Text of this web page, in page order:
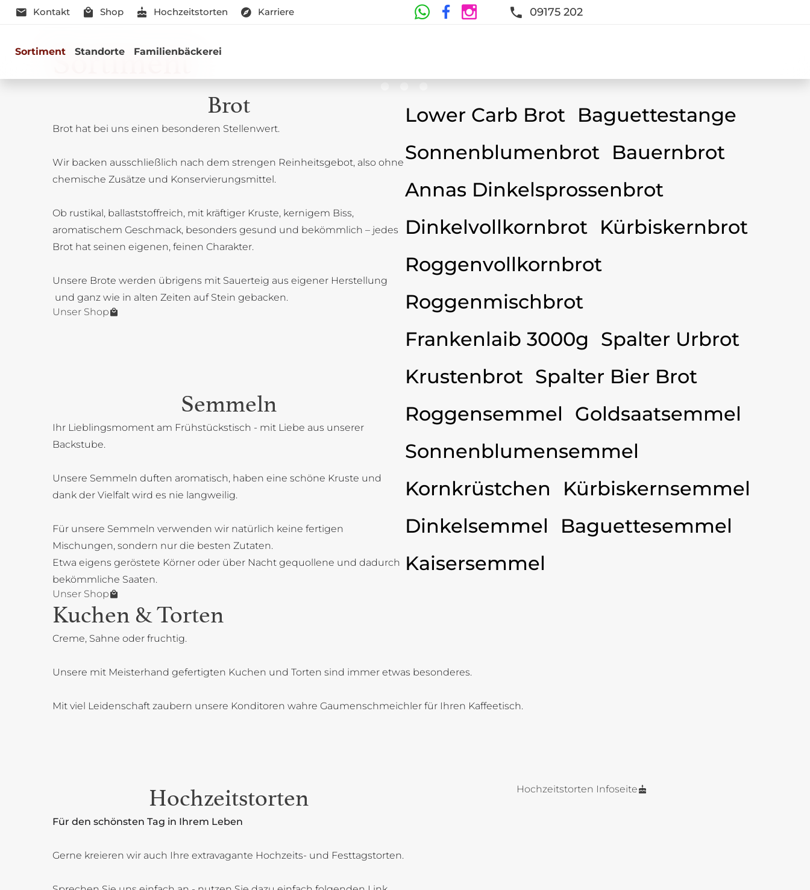
Kontakt Shop Hochzeitstorten Karriere 09175 202
Sortiment Standorte Familienbäckerei
Sortiment
Herzhaft oder süß - Beste Qualität und Frische sind garantiert
Brot
Brot hat bei uns einen besonderen Stellenwert.
Wir backen ausschließlich nach dem strengen Reinheitsgebot, also ohne
chemische Zusätze und Konservierungsmittel.
Ob rustikal, ballaststoffreich, mit kräftiger Kruste, kernigem Biss,
aromatischem Geschmack, besonders gesund und bekömmlich – jedes
Brot hat seinen eigenen, feinen Charakter.
Unsere Brote werden übrigens mit Sauerteig aus eigener Herstellung
und ganz wie in alten Zeiten auf Stein gebacken.
Unser Shop
Lower Carb Brot Baguettestange
Sonnenblumenbrot Bauernbrot
Annas Dinkelsprossenbrot
Dinkelvollkornbrot Kürbiskernbrot
Roggenvollkornbrot
Roggenmischbrot
Frankenlaib 3000g Spalter Urbrot
Krustenbrot Spalter Bier Brot
Semmeln
Ihr Lieblingsmoment am Frühstückstisch - mit Liebe aus unserer
Backstube.
Unsere Semmeln duften aromatisch, haben eine schöne Kruste und
dank der Vielfalt wird es nie langweilig.
Für unsere Semmeln verwenden wir natürlich keine fertigen
Mischungen, sondern nur die besten Zutaten.
Etwa eigens geröstete Körner oder über Nacht gequollene und dadurch
bekömmliche Saaten.
Unser Shop
Roggensemmel
Goldsaatsemmel
Sonnenblumensemmel
Kornkrüstchen
Kürbiskernsemmel
Dinkelsemmel
Baguettesemmel
Kaisersemmel
Kuchen & Torten
Creme, Sahne oder fruchtig.
Unsere mit Meisterhand gefertigten Kuchen und Torten sind immer etwas besonderes.
Mit viel Leidenschaft zaubern unsere Konditoren wahre Gaumenschmeichler für Ihren Kaffeetisch.
Hochzeitstorten
Für den schönsten Tag in Ihrem Leben
Gerne kreieren wir auch Ihre extravagante Hochzeits- und Festtagstorten.
Hochzeitstorten Infoseite